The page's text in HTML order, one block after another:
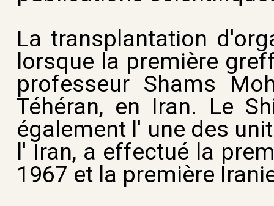
La transplantation
lorsque la première
professeur Shams
Téhéran, en Iran. Le
également l' une des
l' Iran, a effectué la
1967 et la première